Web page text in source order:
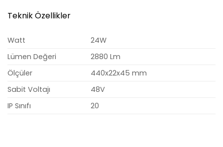
Teknik Özellikler
Watt
24W
Lümen Değeri
2880 Lm
Ölçüler
440x22x45 mm
Sabit Voltajı
48V
IP Sınıfı
20